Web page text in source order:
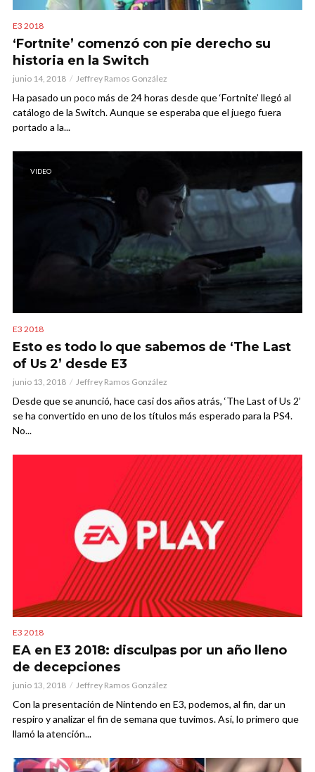
E3 2018
‘Fortnite’ comenzó con pie derecho su
historia en la Switch
junio 14, 2018 Jeffrey Ramos González
Ha pasado un poco más de 24 horas desde que ‘Fortnite’ llegó al
catálogo de la Switch. Aunque se esperaba que el juego fuera
portado a la...
VIDEO
E3 2018
Esto es todo lo que sabemos de ‘The Last
of Us 2’ desde E3
junio 13, 2018 Jeffrey Ramos González
Desde que se anunció, hace casi dos años atrás, ‘The Last of Us 2’
se ha convertido en uno de los títulos más esperado para la PS4.
No...
E3 2018
EA en E3 2018: disculpas por un año lleno
de decepciones
junio 13, 2018 Jeffrey Ramos González
Con la presentación de Nintendo en E3, podemos, al fin, dar un
respiro y analizar el fin de semana que tuvimos. Así, lo primero que
llamó la atención...